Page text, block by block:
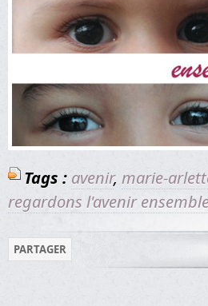
Tags : avenir, marie-
regardons l'avenir
PARTAGER